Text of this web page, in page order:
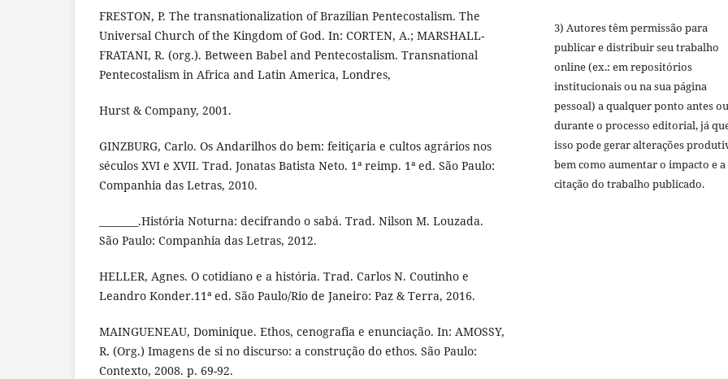
FRESTON, P. The transnationalization of Brazilian Pentecostalism. The
Universal Church of the Kingdom of God. In: CORTEN, A.; MARSHALL-
FRATANI, R. (org.). Between Babel and Pentecostalism. Transnational
Pentecostalism in Africa and Latin America, Londres,
Hurst & Company, 2001.
GINZBURG, Carlo. Os Andarilhos do bem: feitiçaria e cultos agrários nos
séculos XVI e XVII. Trad. Jonatas Batista Neto. 1ª reimp. 1ª ed. São Paulo:
Companhia das Letras, 2010.
________.História Noturna: decifrando o sabá. Trad. Nilson M. Louzada.
São Paulo: Companhia das Letras, 2012.
HELLER, Agnes. O cotidiano e a história. Trad. Carlos N. Coutinho e
Leandro Konder.11ª ed. São Paulo/Rio de Janeiro: Paz & Terra, 2016.
MAINGUENEAU, Dominique. Ethos, cenografia e enunciação. In: AMOSSY,
R. (Org.) Imagens de si no discurso: a construção do ethos. São Paulo:
Contexto, 2008. p. 69-92.
3) Autores têm permissão para
publicar e distribuir seu trabalho
online (ex.: em repositórios
institucionais ou na sua página
pessoal) a qualquer ponto antes ou
durante o processo editorial, já
isso pode gerar alterações
bem como aumentar o impacto e a
citação do trabalho publicado.